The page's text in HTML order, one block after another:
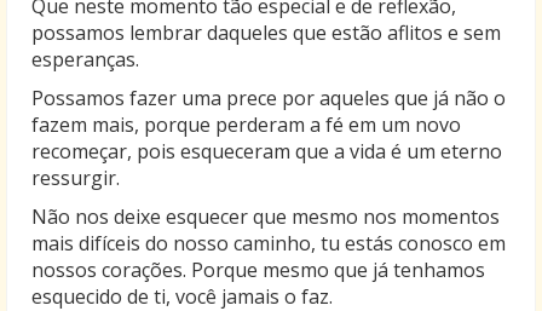
Que neste momento tão especial e de reflexão,
possamos lembrar daqueles que estão aflitos e sem
esperanças.
Possamos fazer uma prece por aqueles que já não o
fazem mais, porque perderam a fé em um novo
recomeçar, pois esqueceram que a vida é um eterno
ressurgir.
Não nos deixe esquecer que mesmo nos momentos
mais difíceis do nosso caminho, tu estás conosco em
nossos corações. Porque mesmo que já tenhamos
esquecido de ti, você jamais o faz.